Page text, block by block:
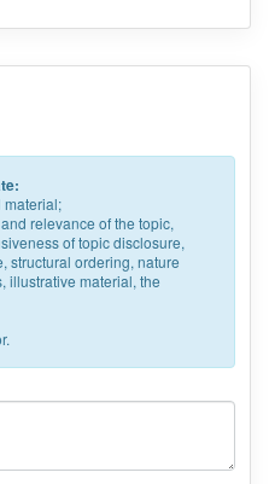
material;
relevance of the topic,
of topic disclosure,
structural ordering, nature
illustrative material, the